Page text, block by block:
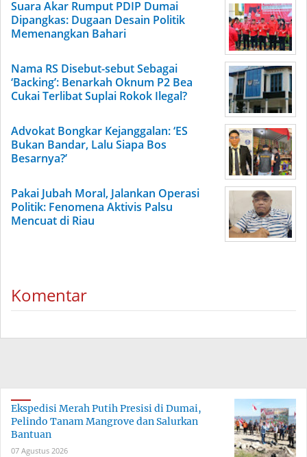
Suara Akar Rumput PDIP Dumai
Dipangkas: Dugaan Desain Politik
Memenangkan Bahari
Nama RS Disebut-sebut Sebagai
‘Backing’: Benarkah Oknum P2 Bea
Cukai Terlibat Suplai Rokok Ilegal?
Advokat Bongkar Kejanggalan: ‘ES
Bukan Bandar, Lalu Siapa Bos
Besarnya?’
Pakai Jubah Moral, Jalankan Operasi
Politik: Fenomena Aktivis Palsu
Mencuat di Riau
Komentar
Ekspedisi Merah Putih Presisi di Dumai,
Pelindo Tanam Mangrove dan Salurkan
Bantuan
07 Agustus 2026